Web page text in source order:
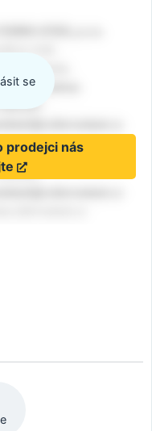
se
prodejci nás